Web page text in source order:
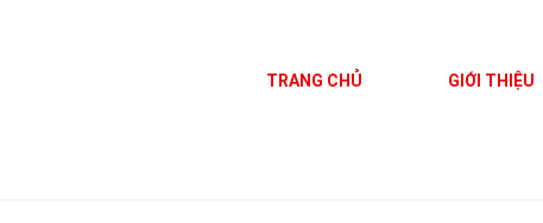
TRANG CHỦ GIỚI THIỆU